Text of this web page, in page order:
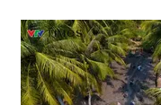
Video
Shorts video